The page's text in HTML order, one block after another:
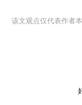
该文观点仅代表作者